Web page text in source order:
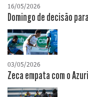
16/05/2026
Domingo de decisão
03/05/2026
Zeca empata com o